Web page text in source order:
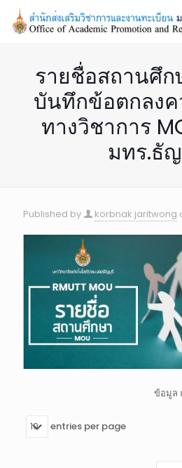
รายชื่อสถานศึ
บันทึกข้อตกลง
ทางวิชาการ
มทร.ธั
Published by korbnak jaritwong
ข้อมูล
entries per page